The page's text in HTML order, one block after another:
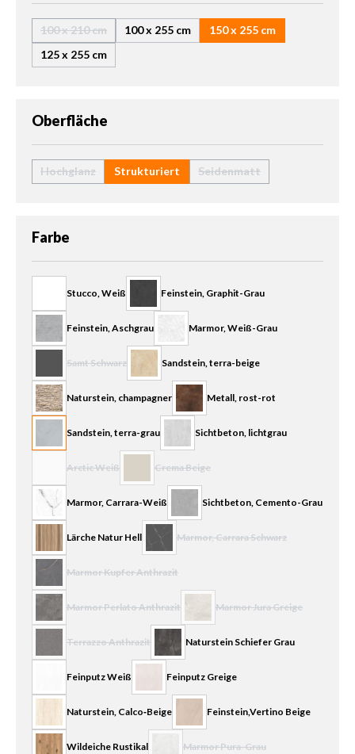
100 x 210 cm 100 x 255 cm
150 x 255 cm
125 x 255 cm
Oberfläche
Hochglanz
(Diese Option ist zurzeit nicht verfügbar.)
Strukturiert Seidenmatt
Farbe
Stucco, Weiß Feinstein, Graphit-Grau
Feinstein, Aschgrau Marmor, Weiß-Grau
Samt Schwarz
(Diese Option ist zurzeit nicht verfügbar.)
Sandstein, terra-beige
Naturstein, champagner Metall, rost-rot
Sandstein, terra-grau Sichtbeton, lichtgrau
Arctic Weiß
(Diese Option ist zurzeit nicht verfügbar.)
Crema Beige
(Diese Option ist zurzeit nicht verfügbar.)
Marmor, Carrara-Weiß Sichtbeton, Cemento-Grau
Lärche Natur Hell Marmor, Carrara Schwarz
(Diese Option ist zurzeit nicht
Marmor Kupfer Anthrazit
(Diese Option ist zurzeit nicht verfügbar.)
Marmor Perlato Anthrazit
(Diese Option ist zurzeit nicht verfügbar.)
Marmor Jura Greige
(Diese Option ist zurzeit nicht
Terrazzo Anthrazit
(Diese Option ist zurzeit nicht verfügbar.)
Naturstein Schiefer Grau
Feinputz Weiß Feinputz Greige
Naturstein, Calco‐Beige Feinstein,Vertino Beige
Wildeiche Rustikal Marmor Pura-Grau